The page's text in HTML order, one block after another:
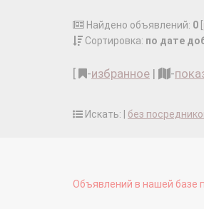
Найдено объявлений: 0
Сортировка: по дате
-избранное | -
Искать: | без
Объявлений в нашей базе